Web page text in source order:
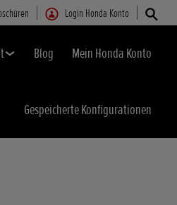
Login Honda Konto
Blog Mein Honda Konto
Gespeicherte Konfigurationen